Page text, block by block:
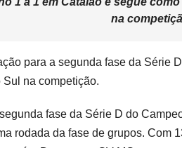
na
para a segunda fase da Série
Sul na competição.
fase da Série D do
rodada da fase de grupos. Com